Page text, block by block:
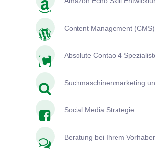
Content Management
Absolute Contao 4
Suchmaschinenmarketing
Social Media Strategie
Beratung bei Ihrem